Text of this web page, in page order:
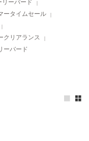
リーバード
ータイムセール
クリアランス
ーバード